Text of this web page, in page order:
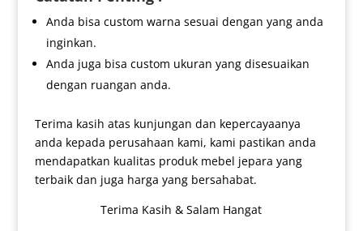
Anda bisa custom warna sesuai dengan yang anda
inginkan.
Anda juga bisa custom ukuran yang disesuaikan
dengan ruangan anda.
Terima kasih atas kunjungan dan kepercayaanya
anda kepada perusahaan kami, kami pastikan anda
mendapatkan kualitas produk mebel jepara yang
terbaik dan juga harga yang bersahabat.
Terima Kasih & Salam Hangat